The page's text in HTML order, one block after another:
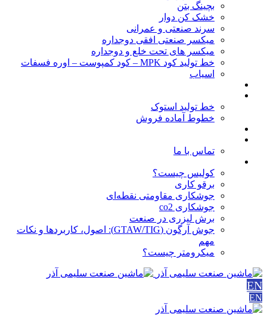
بچينگ بتن
خشک کن دوار
سرند صنعتی و عمرانی
میکسر صنعتی افقی دوجداره
میکسر های تحت خلع و دوجداره
خط تولید کود MPK – کود کمپوست – اوره فسفات
اسیاب
خط تولید استوک
خطوط آماده فروش
تماس با ما
کولیس چیست؟
برقو کاری
جوشکاری مقاومتی نقطه‌ای
جوشکاری co2
برش لیزری در صنعت
جوش آرگون (GTAW/TIG): اصول، کاربردها و نکات
مهم
میکرومتر چیست؟
EN
EN